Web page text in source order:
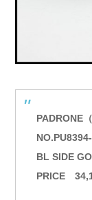
PADRONE
BL SIDE
PRICE